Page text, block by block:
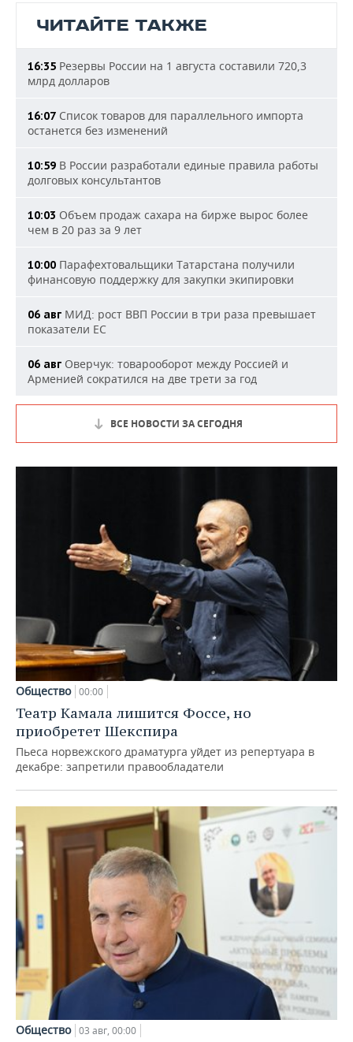
ЧИТАЙТЕ ТАКЖЕ
16:35 Резервы России на 1 августа составили 720,3
млрд долларов
16:07 Список товаров для параллельного импорта
останется без изменений
10:59 В России разработали единые правила работы
долговых консультантов
10:03 Объем продаж сахара на бирже вырос более
чем в 20 раз за 9 лет
10:00 Парафехтовальщики Татарстана получили
финансовую поддержку для закупки экипировки
06 авг МИД: рост ВВП России в три раза превышает
показатели ЕС
06 авг Оверчук: товарооборот между Россией и
Арменией сократился на две трети за год
ВСЕ НОВОСТИ ЗА СЕГОДНЯ
Общество 00:00
Театр Камала лишится Фоссе, но
приобретет Шекспира
Пьеса норвежского драматурга уйдет из репертуара в
декабре: запретили правообладатели
Общество 03 авг, 00:00